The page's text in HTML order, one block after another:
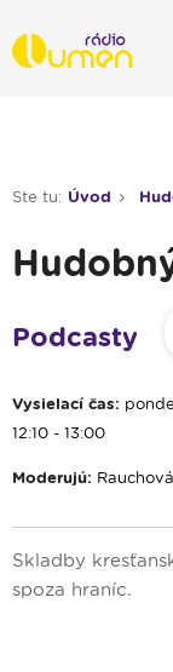
Ste tu: Úvod
Podcasty
Vysielací čas:
12:10 - 13:00
Moderujú:
Skladby
spoza hraníc.